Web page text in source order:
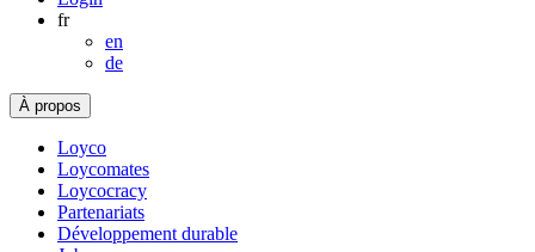
fr
en
de
À propos
Loyco
Loycomates
Loycocracy
Partenariats
Développement durable